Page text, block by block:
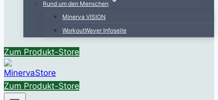
Rund um den Menschen
Minerva VISION
WorkoutWaver Infoseite
Zum Produkt-Store
Zum Produkt-Store